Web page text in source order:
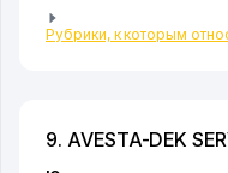
Рубрики, к которым
9. AVESTA-DEK